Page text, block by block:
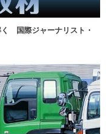
く 国際ジャーナリスト・